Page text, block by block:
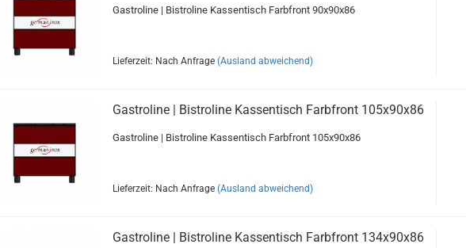
Gastroline | Bistroline Kassentisch Farbfront 90x90x86
Lieferzeit: Nach Anfrage (Ausland abweichend)
Gastroline | Bistroline Kassentisch Farbfront 105x90x86
Gastroline | Bistroline Kassentisch Farbfront 105x90x86
Lieferzeit: Nach Anfrage (Ausland abweichend)
Gastroline | Bistroline Kassentisch Farbfront 134x90x86